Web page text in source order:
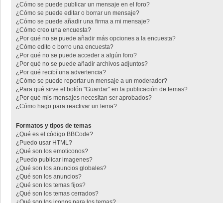
¿Cómo se puede publicar un mensaje en el foro?
¿Cómo se puede editar o borrar un mensaje?
¿Cómo se puede añadir una firma a mi mensaje?
¿Cómo creo una encuesta?
¿Por qué no se puede añadir más opciones a la encuesta?
¿Cómo edito o borro una encuesta?
¿Por qué no se puede acceder a algún foro?
¿Por qué no se puede añadir archivos adjuntos?
¿Por qué recibí una advertencia?
¿Cómo se puede reportar un mensaje a un moderador?
¿Para qué sirve el botón "Guardar" en la publicación de temas?
¿Por qué mis mensajes necesitan ser aprobados?
¿Cómo hago para reactivar un tema?
Formatos y tipos de temas
¿Qué es el código BBCode?
¿Puedo usar HTML?
¿Qué son los emoticonos?
¿Puedo publicar imagenes?
¿Qué son los anuncios globales?
¿Qué son los anuncios?
¿Qué son los temas fijos?
¿Qué son los temas cerrados?